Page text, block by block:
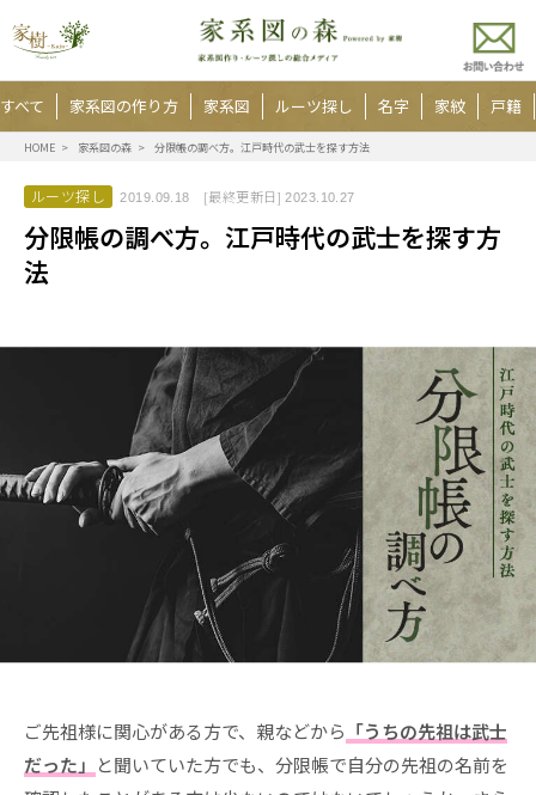
すべて 家系図の作り方 家系図 ルーツ探し 名字 家紋 戸籍
HOME 家系図の森 分限帳の調べ方。江戸時代の武士を探す方法
ルーツ探し 2019.09.18 [最終更新日]2023.10.27
分限帳の調べ方。江戸時代の武士を探す方
法
ご先祖様に関心がある方で、親などから 「うちの先祖は武士
だった」 と聞いていた方でも、分限帳で自分の先祖の名前を